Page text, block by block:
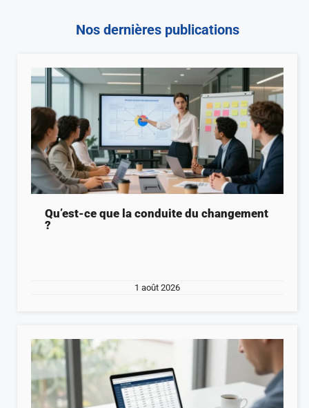
Nos dernières publications
Qu’est-ce que la conduite du changement
?
1 août 2026